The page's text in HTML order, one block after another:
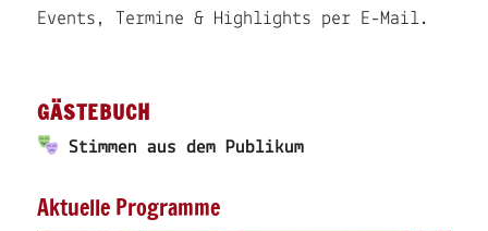
Events, Termine & Highlights per E-Mail.
GÄSTEBUCH
Stimmen aus dem Publikum
Aktuelle Programme